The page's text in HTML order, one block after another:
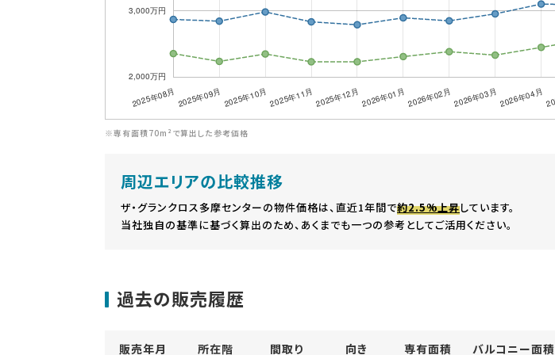
※専有面積70m²で算出した参考価格
周辺エリアの比較推移
ザ・グランクロス多摩センターの物件価格は、直近1年間で約2.5%上昇しています。
当社独自の基準に基づく算出のため、あくまでも一つの参考としてご活用ください。
過去の販売履歴
販売年月 所在階 間取り 向き 専有面積 バルコニー面積